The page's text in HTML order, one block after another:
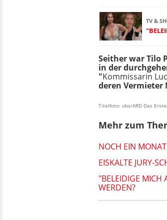
TV &
Seither war Tilo
in der
"Kommissarin
deren Vermieter
Titelfoto: obs/ARD Das
Mehr zum
NOCH EIN
EISKALTE JURY-
"BELEIDIGE MICH
WERDEN?